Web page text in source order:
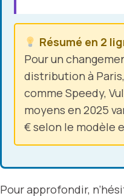
Résumé en 2
Pour un
distribution à
comme Speedy,
moyens en 2025
€ selon le modèle
Pour approfondir,